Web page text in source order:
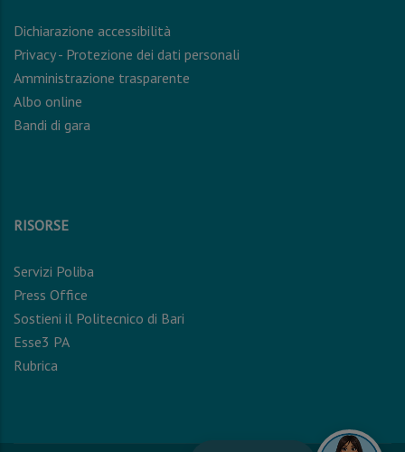
Dichiarazione accessibilità
Privacy - Protezione dei dati personali
Amministrazione trasparente
Albo online
Bandi di gara
RISORSE
Servizi Poliba
Press Office
Sostieni il Politecnico di Bari
Esse3 PA
Rubrica